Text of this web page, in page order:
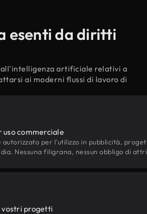
esenti da diritti
artificiale relativi a
ai moderni flussi di lavoro di
uso commerciale
autorizzato per l'utilizzo in pubblicità,
Nessuna filigrana, nessun obbligo di
vostri progetti